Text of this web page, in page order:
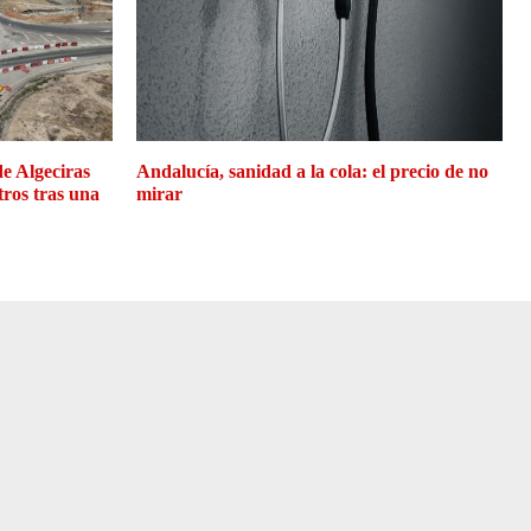
Algeciras
tras una
Andalucía, sanidad a la cola: el precio de no
mirar